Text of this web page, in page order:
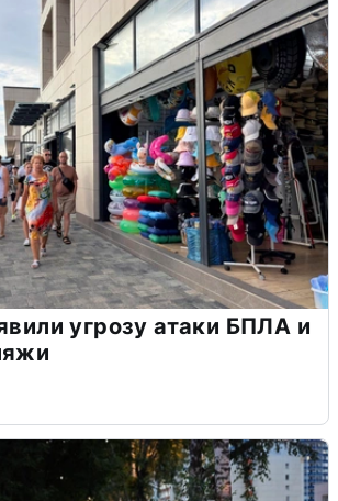
угрозу атаки БПЛА и